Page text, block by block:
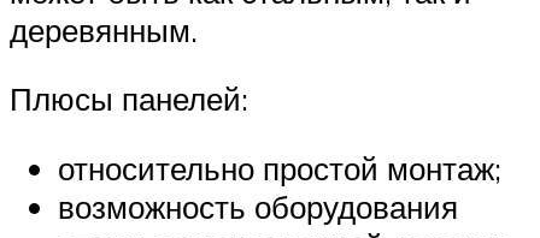
деревянным.
Плюсы панелей:
относительно простой монтаж;
возможность оборудования